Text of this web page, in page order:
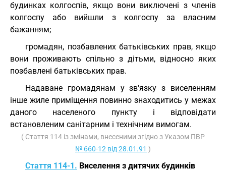
будинках колгоспів, якщо вони виключені з членів
колгоспу або вийшли з колгоспу за власним
бажанням;
громадян, позбавлених батьківських прав, якщо
вони проживають спільно з дітьми, відносно яких
позбавлені батьківських прав.
Надаване громадянам у зв'язку з виселенням
інше жиле приміщення повинно знаходитись у межах
даного населеного пункту і відповідати
встановленим санітарним і технічним вимогам.
( Стаття 114 із змінами, внесеними згідно з Указом ПВР
№ 660-12 від 28.01.91 )
Стаття 114-1. Виселення з дитячих будинків